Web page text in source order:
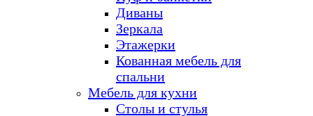
Диваны
Зеркала
Этажерки
Кованная мебель для
спальни
Мебель для кухни
Столы и стулья